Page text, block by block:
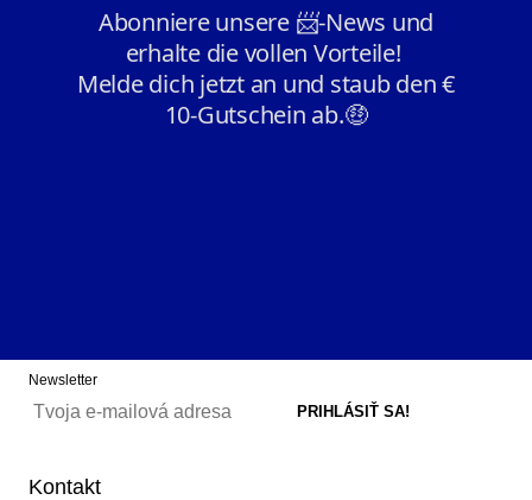
Newsletter
Kontakt